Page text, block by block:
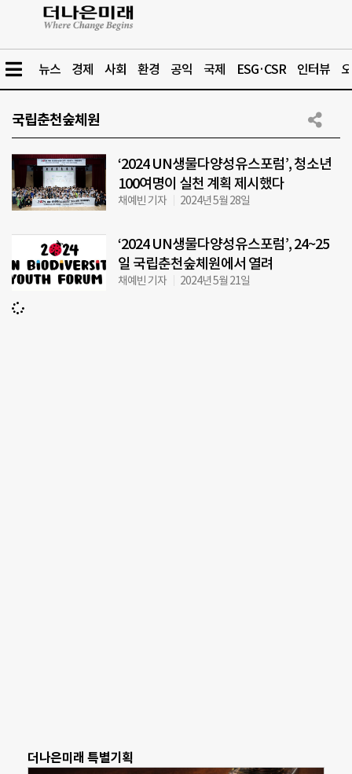
뉴스 경제 사회 환경 공익 국제 ESG·CSR 인터뷰
국립춘천숲체원
‘2024 UN생물다양성유스포럼’, 청소년
100여명이 실천 계획 제시했다
채예빈 기자 2024년 5월 28일
‘2024 UN생물다양성유스포럼’, 24~25
일 국립춘천숲체원에서 열려
채예빈 기자 2024년 5월 21일
더나은미래 특별기획